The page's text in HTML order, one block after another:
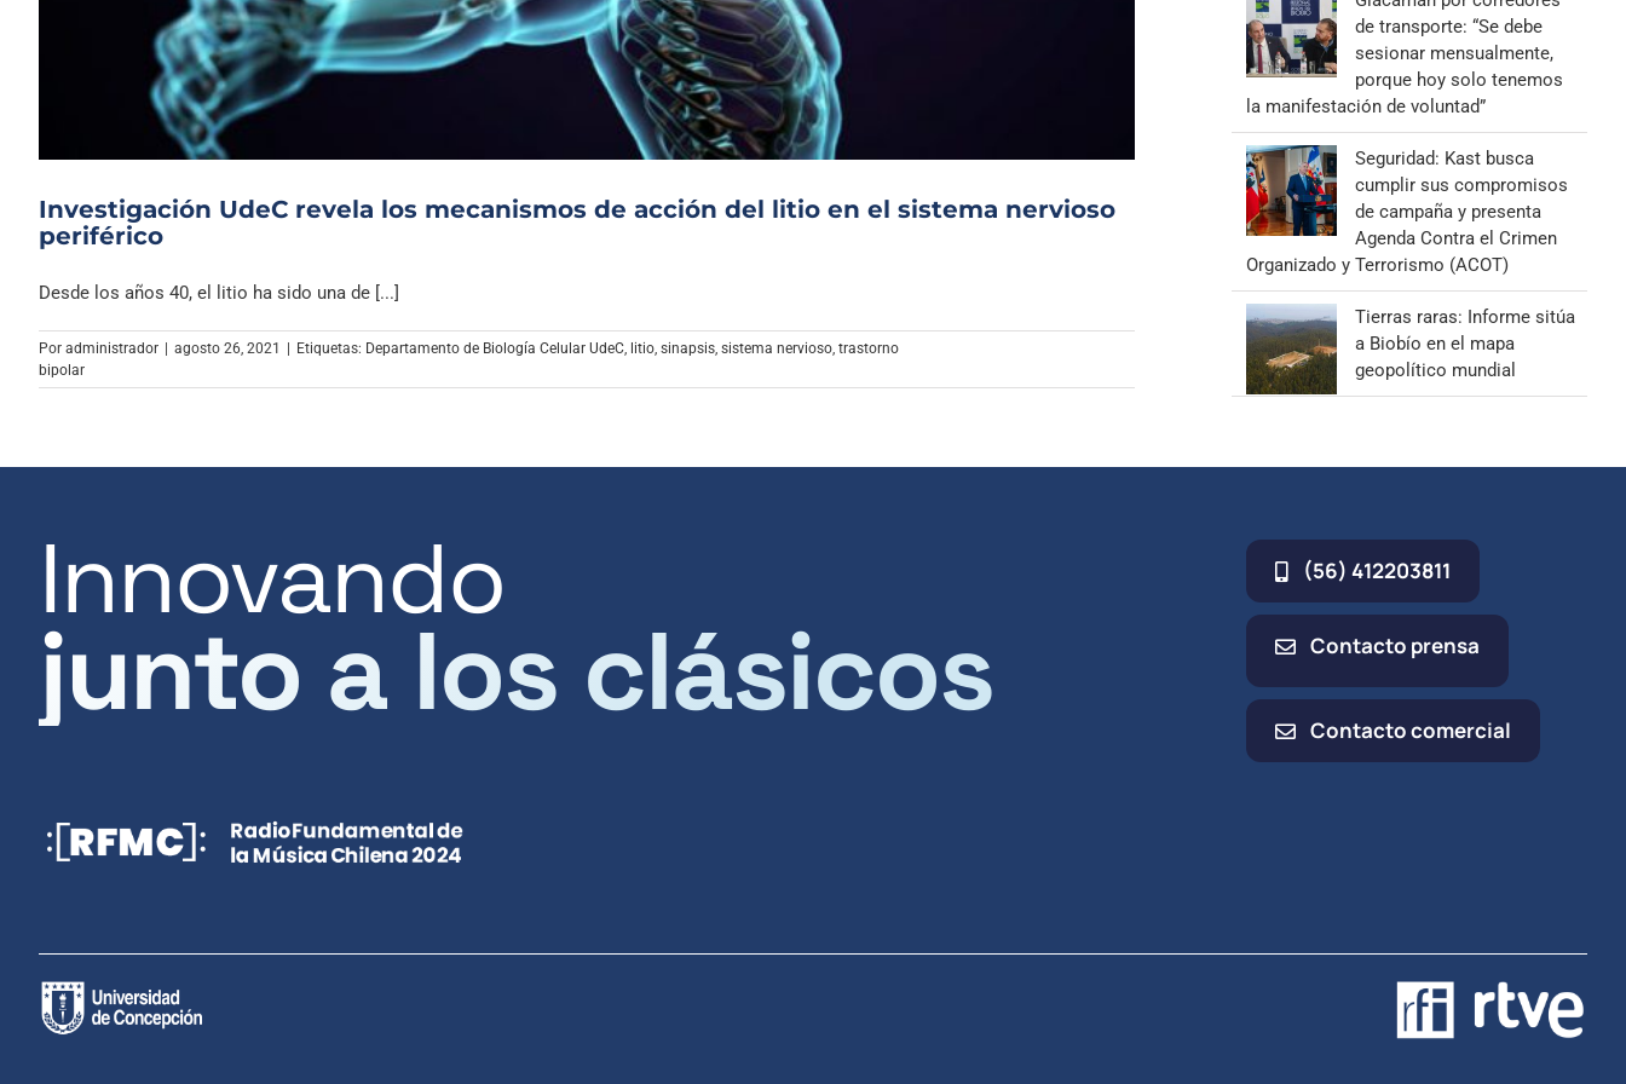
Archivo Sonoro
Investigación UdeC revela los mecanismos de acción del litio en el sistema nervioso
periférico
Desde los años 40, el litio ha sido una de [...]
Por administrador agosto 26, 2021 Etiquetas: Departamento de Biología Celular UdeC, litio, sinapsis, sistema nervioso, trastorno
bipolar
de transporte: “Se debe
sesionar mensualmente,
porque hoy solo tenemos
la manifestación de voluntad”
Seguridad: Kast busca
cumplir sus compromisos
de campaña y presenta
Agenda Contra el Crimen
Organizado y Terrorismo (ACOT)
Tierras raras: Informe sitúa
a Biobío en el mapa
geopolítico mundial
Innovando
junto a los clásicos
(56) 412203811
Contacto prensa
Contacto comercial